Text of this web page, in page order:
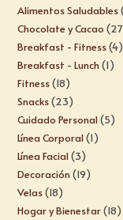
Alimentos Saludables
Chocolate y Cacao 27
Breakfast - Fitness 4
Breakfast - Lunch 1
Fitness 18
Snacks 23
Cuidado Personal 5
Línea Corporal 1
Línea Facial 3
Decoración 19
Velas 18
Hogar y Bienestar 18